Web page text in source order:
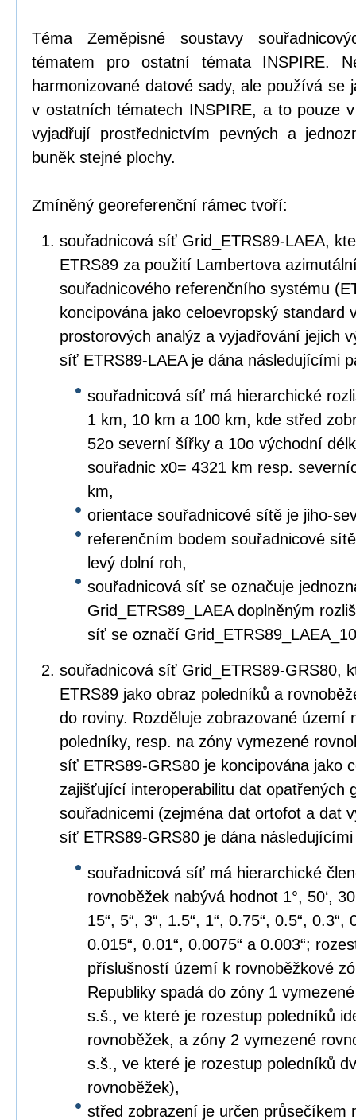
Téma Zeměpisné soustavy
tématem pro ostatní témata INSPIRE.
harmonizované datové sady, ale používá se
v ostatních tématech INSPIRE, a to pouze
vyjadřují prostřednictvím pevných a
buněk stejné plochy.
Zmíněný georeferenční rámec tvoří:
souřadnicová síť Grid_ETRS89-LAEA,
ETRS89 za použití Lambertova
souřadnicového referenčního systému
koncipována jako celoevropský standard
prostorových analýz a vyjadřování jejich
síť ETRS89-LAEA je dána následujícími
souřadnicová síť má hierarchické
1 km, 10 km a 100 km, kde střed
52o severní šířky a 10o východní
souřadnic x0= 4321 km resp.
km,
orientace souřadnicové sítě je jiho-
referenčním bodem souřadnicové
levý dolní roh,
souřadnicová síť se označuje
Grid_ETRS89_LAEA doplněným
síť se označí
souřadnicová síť Grid_ETRS89-GRS80,
ETRS89 jako obraz poledníků a
do roviny. Rozděluje zobrazované území
poledníky, resp. na zóny vymezené
síť ETRS89-GRS80 je koncipována jako
zajišťující interoperabilitu dat opatřených
souřadnicemi (zejména dat ortofot a dat
síť ETRS89-GRS80 je dána
souřadnicová síť má hierarchické
rovnoběžek nabývá hodnot 1°, 50‘,
15“, 5“, 3“, 1.5“, 1“, 0.75“, 0.5“, 0.3“,
0.015“, 0.01“, 0.0075“ a 0.003“;
příslušností území k rovnoběžkové
Republiky spadá do zóny 1
s.š., ve které je rozestup poledníků
rovnoběžek, a zóny 2 vymezené
s.š., ve které je rozestup poledníků
rovnoběžek),
střed zobrazení je určen průsečíkem